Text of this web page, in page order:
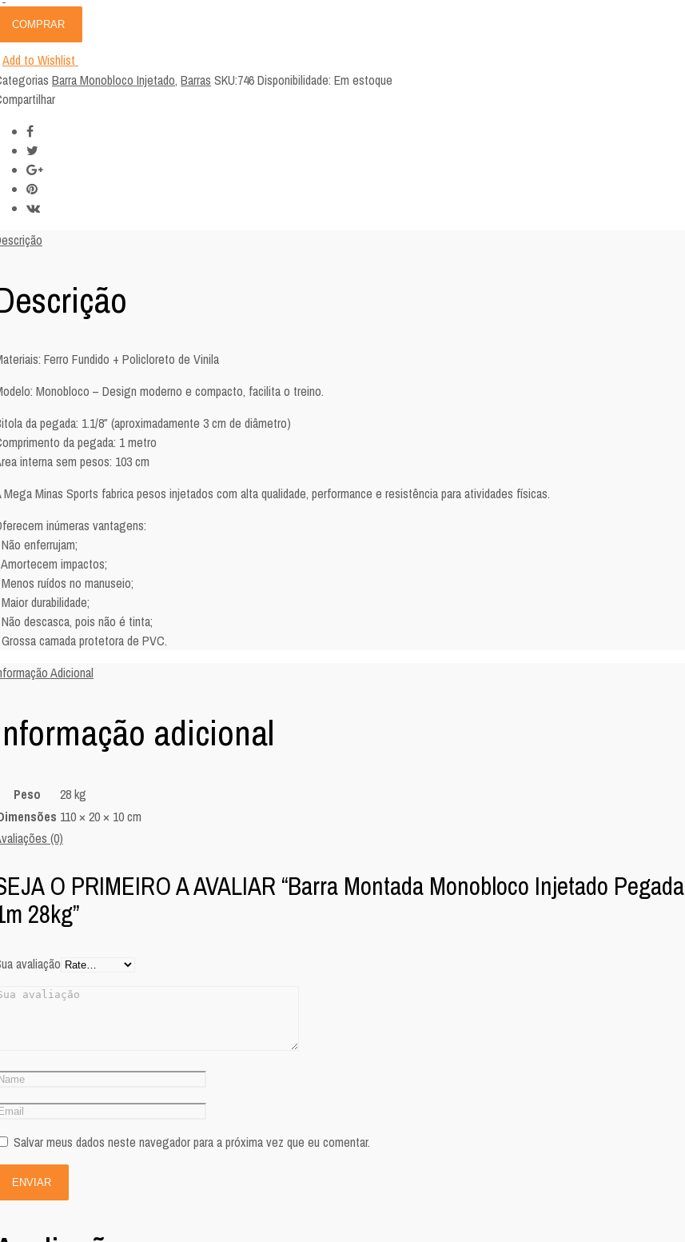
COMPRAR
Add to Wishlist
Barra Monobloco Injetado, Barras SKU:746Disponibilidade: Em estoque
Ferro Fundido + Policloreto de Vinila
Monobloco – Design moderno e compacto, facilita o treino.
da pegada: 1.1/8″ (aproximadamente 3 cm de diâmetro)
da pegada: 1 metro
interna sem pesos: 103 cm
Mega Minas Sports fabrica pesos injetados com alta qualidade, performance e resistência para atividades físicas.
inúmeras vantagens:
enferrujam;
impactos;
ruídos no manuseio;
durabilidade;
descasca, pois não é tinta;
camada protetora de PVC.
Adicional
adicional
Peso
28 kg
110 × 20 × 10 cm
(0)
O PRIMEIRO A AVALIAR “Barra Montada Monobloco Injetado Pegada
28kg”
avaliação
Salvar meus dados neste navegador para a próxima vez que eu comentar.